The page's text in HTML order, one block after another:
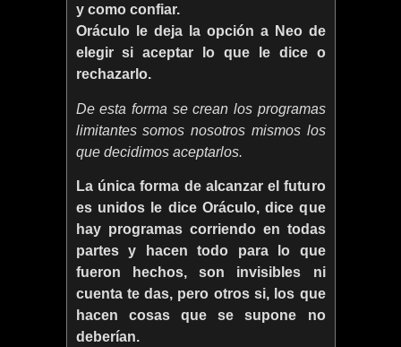
y como confiar.
Oráculo le deja la opción a Neo de
elegir si aceptar lo que le dice o
rechazarlo.
De esta forma se crean los programas
limitantes somos nosotros mismos los
que decidimos aceptarlos.
La única forma de alcanzar el futuro
es unidos le dice Oráculo, dice que
hay programas corriendo en todas
partes y hacen todo para lo que
fueron hechos, son invisibles ni
cuenta te das, pero otros si, los que
hacen cosas que se supone no
deberían.